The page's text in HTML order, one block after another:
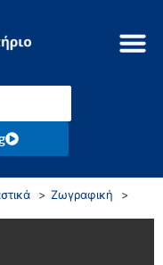
Ζωγραφική